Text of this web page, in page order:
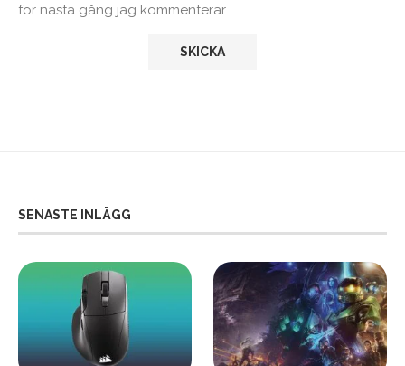
för nästa gång jag kommenterar.
SENASTE INLÄGG